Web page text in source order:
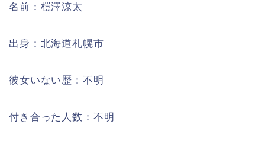
名前：榿澤涼太
出身：北海道札幌市
彼女いない歴：不明
付き合った人数：不明